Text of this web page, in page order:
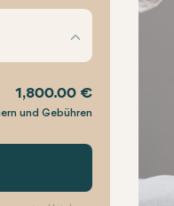
1,800.00 €
und Gebühren